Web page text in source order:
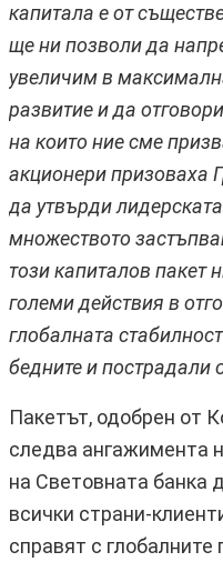
капитала e от
ще ни позволи да
увеличим в
развитие и да
на които ние сме
акционери призоваха
да утвърди
множеството
този капиталов пакет
големи действия в
глобалната
бедните и пострадали
Пакетът, одобрен от
следва ангажимента
на Световната банка
всички страни-
справят с глобалните